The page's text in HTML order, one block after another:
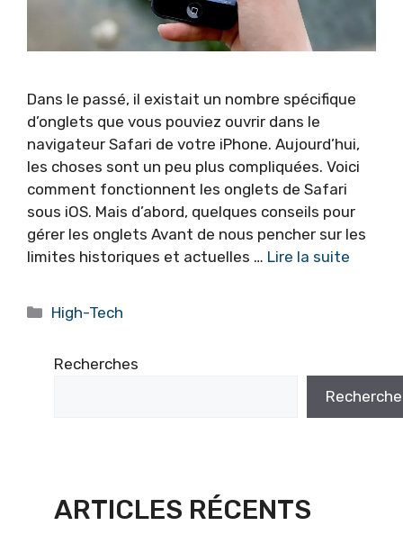
Dans le passé, il existait un nombre spécifique
d’onglets que vous pouviez ouvrir dans le
navigateur Safari de votre iPhone. Aujourd’hui,
les choses sont un peu plus compliquées. Voici
comment fonctionnent les onglets de Safari
sous iOS. Mais d’abord, quelques conseils pour
gérer les onglets Avant de nous pencher sur les
limites historiques et actuelles … Lire la suite
Catégories
High-Tech
Recherches
ARTICLES RÉCENTS